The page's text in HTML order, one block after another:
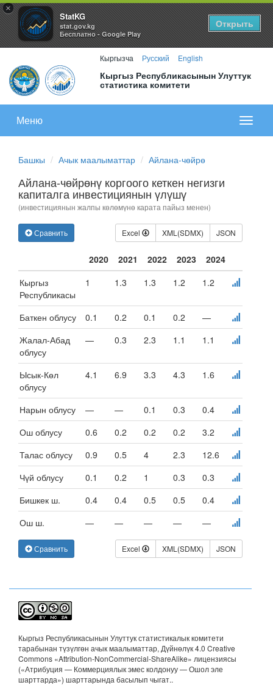
×
StatKG
stat.gov.kg
Бесплатно - Google Play
Открыть
Кыргызча Русский English
Кыргыз Республикасынын Улуттук
статистика комитети
меню
Меню
Башкы Ачык маалыматтар Айлана-чөйрө
Айлана-чөйрөнү коргоого кеткен негизги
капиталга инвестициянын үлүшү
(инвестициянын жалпы көлөмүнө карата пайыз менен)
Сравнить Excel XML(SDMX) JSON
2020 2021 2022 2023
2024
Кыргыз
Республикасы
1 1.3 1.3 1.2 1.2
Баткен облусу 0.1 0.2 0.1 0.2
—
Жалал-Абад
облусу
— 0.3 2.3 1.1 1.1
Ысык-Көл
облусу
4.1 6.9 3.3 4.3 1.6
Нарын облусу — — 0.1 0.3
0.4
Ош облусу
0.6 0.2 0.2 0.2
3.2
Талас облусу
0.9 0.5 4 2.3
12.6
Чүй облусу
0.1 0.2 1 0.3
0.3
Бишкек ш.
0.4 0.4 0.5 0.5
0.4
Ош ш.
— — — — —
Сравнить Excel XML(SDMX) JSON
Кыргыз Республикасынын Улуттук статистикалык комитети
тарабынан түзүлгөн ачык маалыматтар, Дүйнөлүк 4.0 Creative
Commons «Attribution-NonCommercial-ShareAlike» лицензиясы
(«Атрибуция — Коммерциялык эмес колдонуу — Ошол эле
шарттарда») шарттарында басылып чыгат..